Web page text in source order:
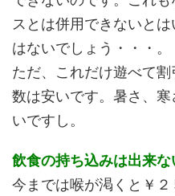
スとは併用できないと
はないでしょう・・・。
ただ、これだけ遊べて
数は安いです。暑さ、
いですし。
飲食の持ち込みは出来な
今までは喉が渇くと￥